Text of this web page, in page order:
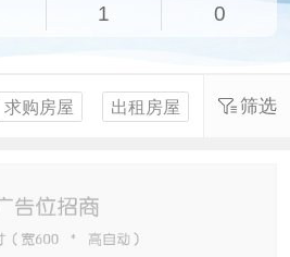
1 0
求购房屋 出租房屋 求租房屋
筛选